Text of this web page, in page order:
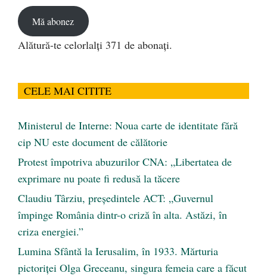
Mă abonez
Alătură-te celorlalți 371 de abonați.
CELE MAI CITITE
Ministerul de Interne: Noua carte de identitate fără
cip NU este document de călătorie
Protest împotriva abuzurilor CNA: „Libertatea de
exprimare nu poate fi redusă la tăcere
Claudiu Târziu, președintele ACT: „Guvernul
împinge România dintr-o criză în alta. Astăzi, în
criza energiei.”
Lumina Sfântă la Ierusalim, în 1933. Mărturia
pictoriței Olga Greceanu, singura femeia care a făcut